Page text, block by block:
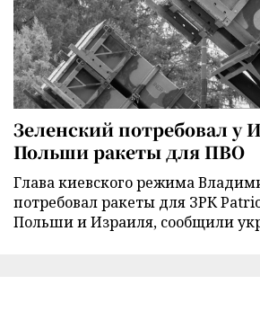
Зеленский потребовал у
Польши ракеты для ПВО
Глава киевского режима
потребовал ракеты для ЗРК
Польши и Израиля, сообщили